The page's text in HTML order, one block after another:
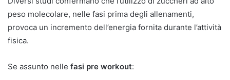
peso molecolare, nelle fasi prima degli allenamenti,
provoca un incremento dell’energia fornita durante l’attività
fisica.
Se assunto nelle fasi pre workout: